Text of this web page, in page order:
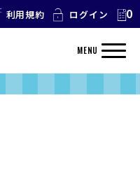
利用規約 ログイン 0
MENU